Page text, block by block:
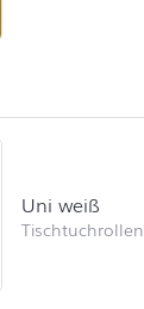
Uni weiß
Tischtuchrollen